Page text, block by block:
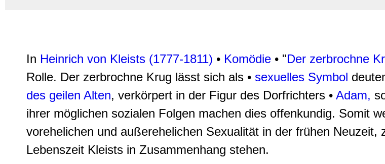
In Heinrich von Kleists (1777-1811) • Komödie • "Der zerbrochne
Rolle. Der zerbrochne Krug lässt sich als • sexuelles Symbol
des geilen Alten, verkörpert in der Figur des Dorfrichters • Adam,
ihrer möglichen sozialen Folgen machen dies offenkundig. Somit
vorehelichen und außerehelichen Sexualität in der frühen
Lebenszeit Kleists in Zusammenhang stehen.